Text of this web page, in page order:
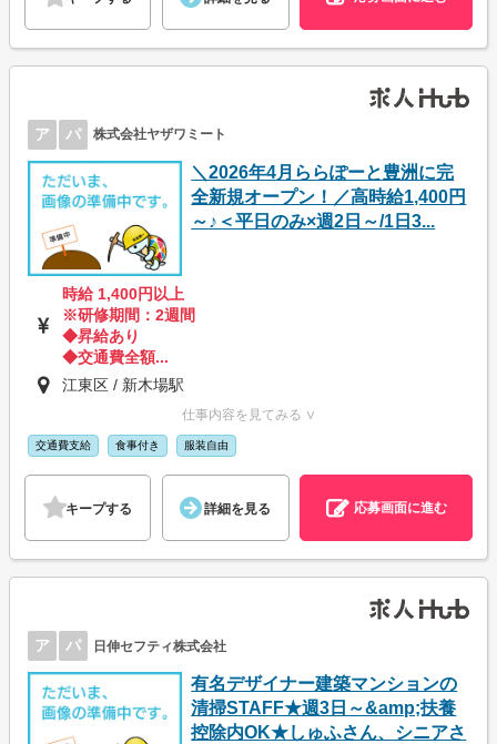
ア パ 株式会社ヤザワミート
＼2026年4月ららぽーと豊洲に完
全新規オープン！／高時給1,400円
～♪＜平日のみ×週2日～/1日3...
時給 1,400円以上
※研修期間：2週間
◆昇給あり
◆交通費全額...
江東区 / 新木場駅
仕事内容を見てみる ∨
交通費支給 食事付き 服装自由
キープする 詳細を見る 応募画面に進む
ア パ 日伸セフティ株式会社
有名デザイナー建築マンションの
清掃STAFF★週3日～&amp;扶養
控除内OK★しゅふさん、シニアさ